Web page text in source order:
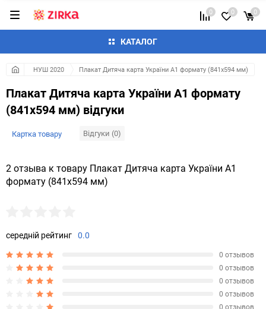
КАТАЛОГ
0 0 0
НУШ 2020 Плакат Дитяча карта України А1 формату (841х594 мм)
Плакат Дитяча карта України А1 формату
(841х594 мм) відгуки
Картка товару Відгуки (0)
2 отзыва к товару Плакат Дитяча карта України А1
формату (841х594 мм)
0.0
середній рейтинг
0 отзывов
0 отзывов
0 отзывов
0 отзывов
0 отзывов